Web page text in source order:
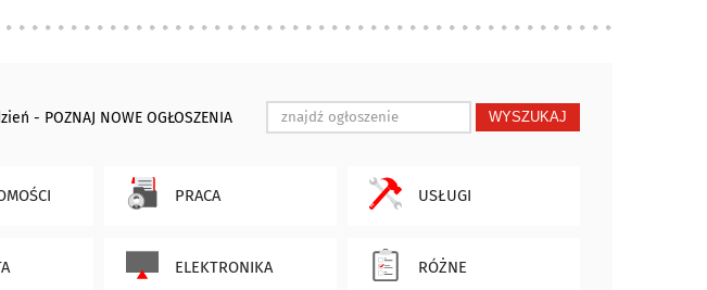
- POZNAJ NOWE OGŁOSZENIA WYSZUKAJ
PRACA USŁUGI
ELEKTRONIKA RÓŻNE